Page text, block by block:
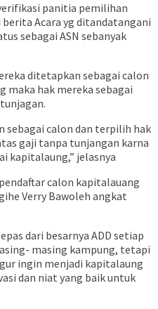
panitia pemilihan
Acara yg ditandatangani
sebagai ASN sebanyak
ditetapkan sebagai calon
maka hak mereka sebagai
sebagai calon dan terpilih hak
gaji tanpa tunjangan karna
kapitalaung,” jelasnya
calon kapitalauang
Verry Bawoleh angkat
dari besarnya ADD setiap
masing kampung, tetapi
ingin menjadi kapitalaung
dan niat yang baik untuk